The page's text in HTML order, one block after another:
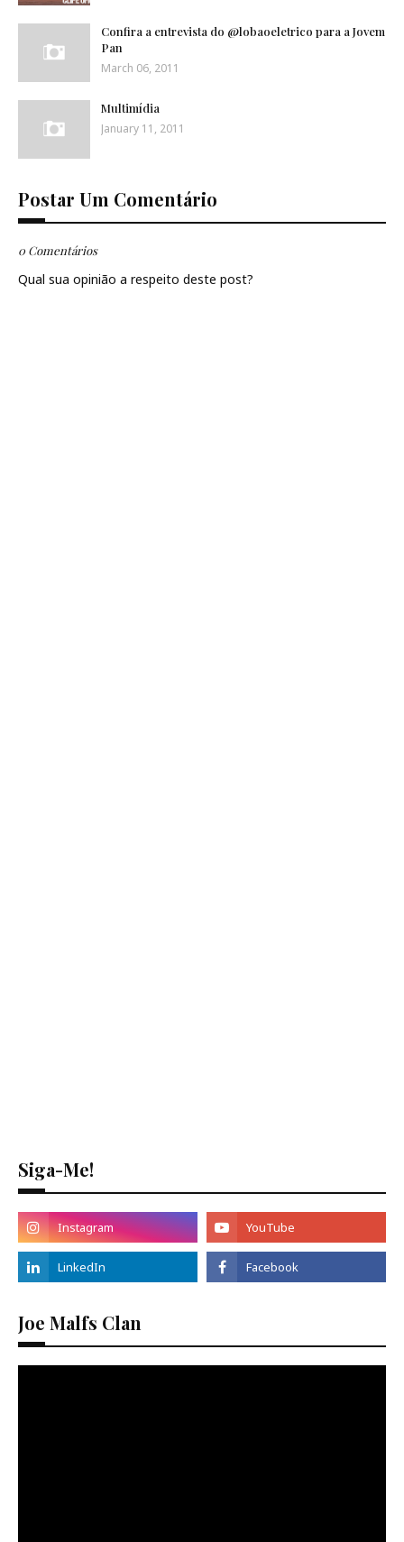
Confira a entrevista do @lobaoeletrico para a Jovem
Pan
March 06, 2011
Multimídia
January 11, 2011
Postar Um Comentário
0 Comentários
Qual sua opinião a respeito deste post?
Siga-Me!
Joe Malfs Clan